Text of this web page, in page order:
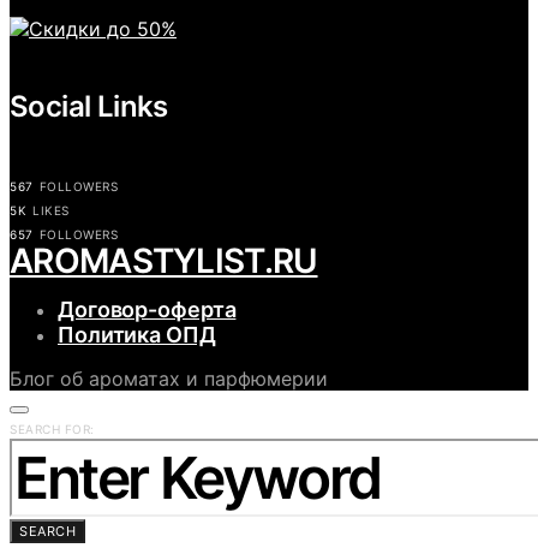
Social Links
567 FOLLOWERS
5K LIKES
657 FOLLOWERS
АROMASTYLIST.RU
Договор-оферта
Политика ОПД
Блог об ароматах и парфюмерии
SEARCH FOR:
SEARCH